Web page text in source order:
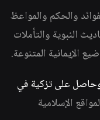
والحكم والمواعظ
النبوية والتأملات
الإيمانية المتنوعة.
على تزكية في
الإسلامية